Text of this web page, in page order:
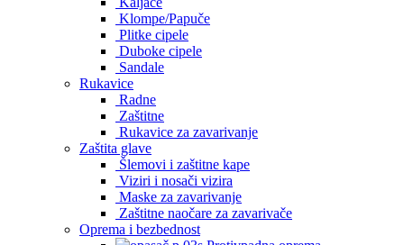
Klompe/Papuče
Plitke cipele
Duboke cipele
Sandale
Rukavice
Radne
Zaštitne
Rukavice za zavarivanje
Zaštita glave
Šlemovi i zaštitne kape
Viziri i nosači vizira
Maske za zavarivanje
Zaštitne naočare za zavarivače
Oprema i bezbednost